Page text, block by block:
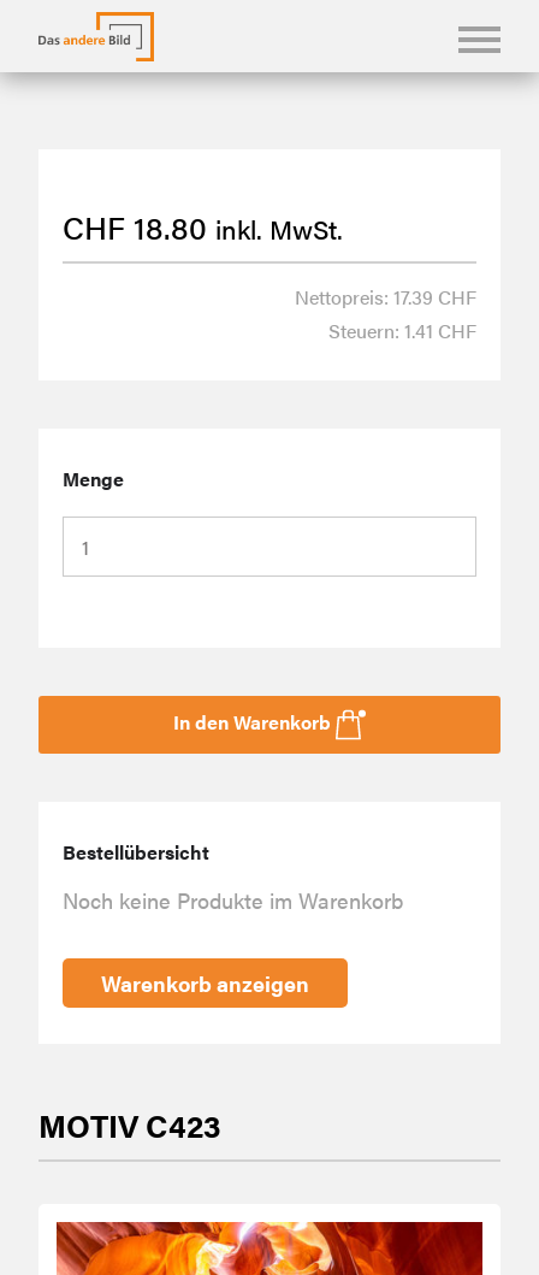
KASUALIEN & KARTEN
SHOP
MOTIV C423
CHF 18.80 inkl. MwSt.
Nettopreis: 17.39 CHF
Steuern: 1.41 CHF
Menge
In den Warenkorb
Bestellübersicht
Noch keine Produkte im Warenkorb
Warenkorb anzeigen